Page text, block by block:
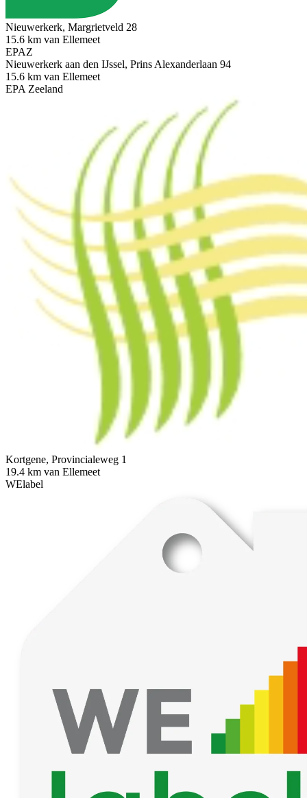
Nieuwerkerk, Margrietveld 28
15.6 km van Ellemeet
EPAZ
Nieuwerkerk aan den IJssel, Prins Alexanderlaan 94
15.6 km van Ellemeet
EPA Zeeland
Kortgene, Provincialeweg 1
19.4 km van Ellemeet
WElabel